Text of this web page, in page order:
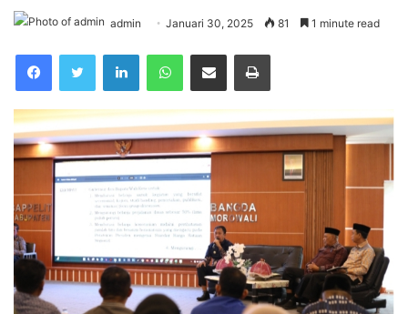
admin Januari 30, 2025 81 1 minute read
FacebookTwitter LinkedInWhatsAppShare via Email Print